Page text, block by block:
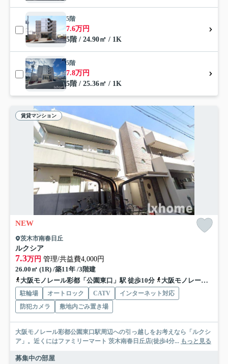
5階
7.6万円
5階 / 24.90㎡ / 1K
5階
7.8万円
5階 / 25.36㎡ / 1K
賃貸マンション
NEW
茨木市南春日丘
ルクシア
7.3万円 管理/共益費4,000円
26.00㎡ (1R) /築11年 /3階建
大阪モノレール彩都「公園東口」駅 徒歩10分
大阪モノレール本線「宇野辺」駅 徒歩20分
駐輪場 オートロック CATV
インターネット対応
防犯カメラ
敷地内ごみ置き場
大阪モノレール彩都公園東口駅周辺への引っ越しをお考えなら「ルクシ
ア」。近くにはファミリーマート 茨木南春日丘店(徒歩4分... もっと見る
募集中の部屋